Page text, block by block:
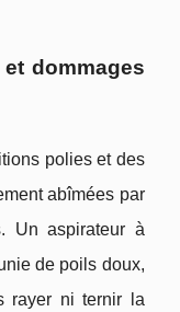
dommages
polies et des
abîmées par
Un aspirateur à
de poils doux,
rayer ni ternir la